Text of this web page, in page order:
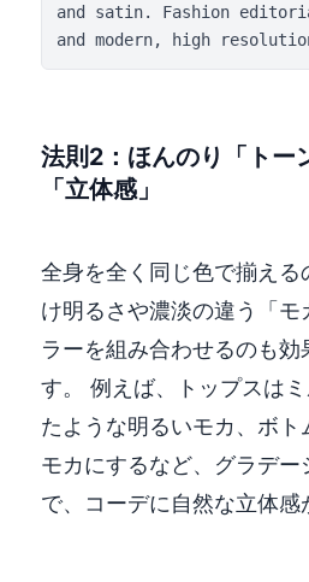
and satin. Fashion
and modern, high
法則2：ほんのり「トー
「立体感」
全身を全く同じ色で揃え
け明るさや濃淡の違う「モ
ラーを組み合わせるのも
す。 例えば、トップスは
たような明るいモカ、ボ
モカにするなど、グラデー
で、コーデに自然な立体感